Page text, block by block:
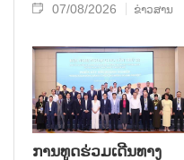
07/08/2026 ຂ່າວສານ
ການ​ທູດ​ຮ່ວມ​ເດີນ​ທາງ​